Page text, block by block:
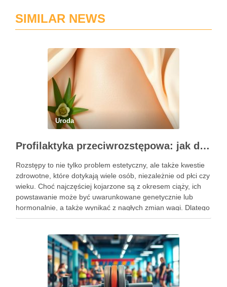
SIMILAR NEWS
Uroda
Profilaktyka przeciwrozstępowa: jak dbać o skórę skutecznie?
Rozstępy to nie tylko problem estetyczny, ale także kwestie
zdrowotne, które dotykają wiele osób, niezależnie od płci czy
wieku. Choć najczęściej kojarzone są z okresem ciąży, ich
powstawanie może być uwarunkowane genetycznie lub
hormonalnie, a także wynikać z nagłych zmian wagi. Dlatego
kluczowe jest, aby już od najmłodszych lat zadbać …